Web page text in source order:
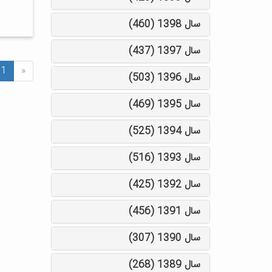
«
1
سال 1398 (460)
سال 1397 (437)
سال 1396 (503)
سال 1395 (469)
سال 1394 (525)
سال 1393 (516)
سال 1392 (425)
سال 1391 (456)
سال 1390 (307)
سال 1389 (268)